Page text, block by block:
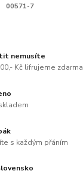
00571-7
nemusíte
Kč lifrujeme zdarma
s každým přáním